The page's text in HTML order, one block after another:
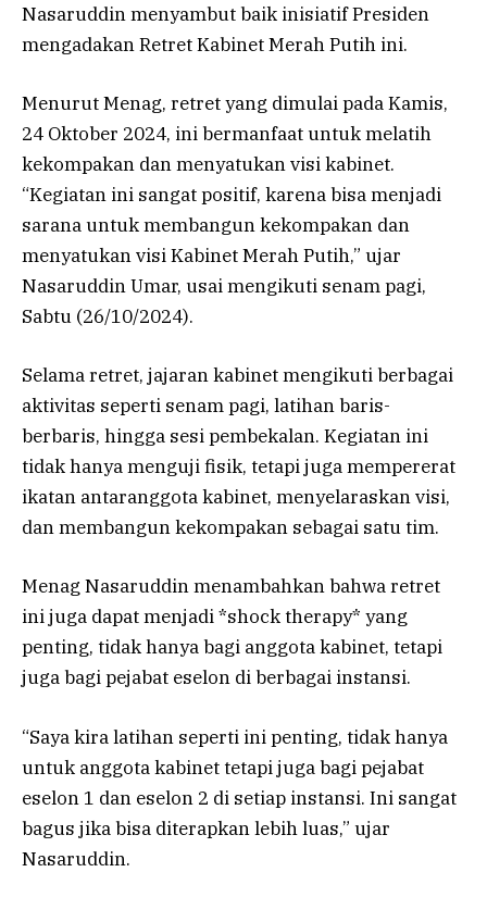
Nasaruddin menyambut baik inisiatif Presiden
mengadakan Retret Kabinet Merah Putih ini.
Menurut Menag, retret yang dimulai pada Kamis,
24 Oktober 2024, ini bermanfaat untuk melatih
kekompakan dan menyatukan visi kabinet.
“Kegiatan ini sangat positif, karena bisa menjadi
sarana untuk membangun kekompakan dan
menyatukan visi Kabinet Merah Putih,” ujar
Nasaruddin Umar, usai mengikuti senam pagi,
Sabtu (26/10/2024).
Selama retret, jajaran kabinet mengikuti berbagai
aktivitas seperti senam pagi, latihan baris-
berbaris, hingga sesi pembekalan. Kegiatan ini
tidak hanya menguji fisik, tetapi juga mempererat
ikatan antaranggota kabinet, menyelaraskan visi,
dan membangun kekompakan sebagai satu tim.
Menag Nasaruddin menambahkan bahwa retret
ini juga dapat menjadi *shock therapy* yang
penting, tidak hanya bagi anggota kabinet, tetapi
juga bagi pejabat eselon di berbagai instansi.
“Saya kira latihan seperti ini penting, tidak hanya
untuk anggota kabinet tetapi juga bagi pejabat
eselon 1 dan eselon 2 di setiap instansi. Ini sangat
bagus jika bisa diterapkan lebih luas,” ujar
Nasaruddin.